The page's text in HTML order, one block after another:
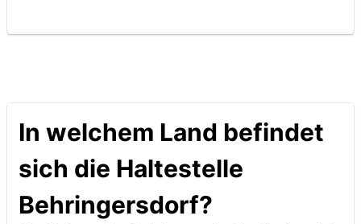
In welchem Land befindet
sich die Haltestelle
Behringersdorf?